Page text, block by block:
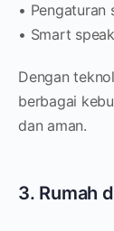
• Pengaturan
• Smart
Dengan
berbagai
dan aman.
3. Rumah